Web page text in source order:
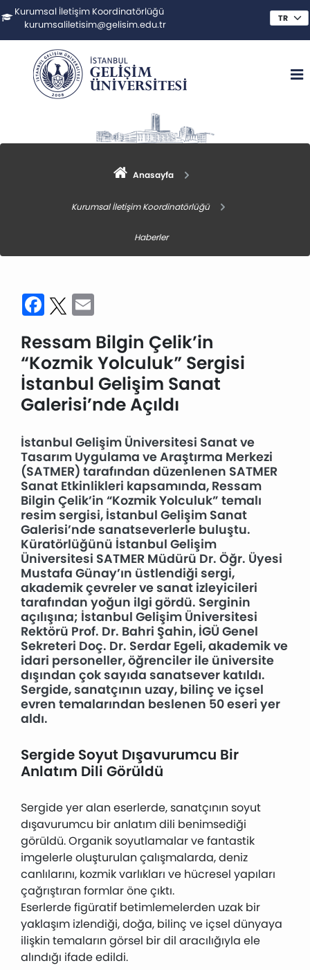
Kurumsal İletişim Koordinatörlüğü
kurumsaliletisim@gelisim.edu.tr
Anasayfa
Kurumsal İletişim Koordinatörlüğü
Haberler
Facebook
Twitter
Ressam Bilgin Çelik’in
“Kozmik Yolculuk” Sergisi
İstanbul Gelişim Sanat
Galerisi’nde Açıldı
İstanbul Gelişim Üniversitesi Sanat ve
Tasarım Uygulama ve Araştırma Merkezi
(SATMER) tarafından düzenlenen SATMER
Sanat Etkinlikleri kapsamında, Ressam
Bilgin Çelik’in “Kozmik Yolculuk” temalı
resim sergisi, İstanbul Gelişim Sanat
Galerisi’nde sanatseverlerle buluştu.
Küratörlüğünü İstanbul Gelişim
Üniversitesi SATMER Müdürü Dr. Öğr. Üyesi
Mustafa Günay’ın üstlendiği sergi,
akademik çevreler ve sanat izleyicileri
tarafından yoğun ilgi gördü. Serginin
açılışına; İstanbul Gelişim Üniversitesi
Rektörü Prof. Dr. Bahri Şahin, İGÜ Genel
Sekreteri Doç. Dr. Serdar Egeli, akademik ve
idari personeller, öğrenciler ile üniversite
dışından çok sayıda sanatsever katıldı.
Sergide, sanatçının uzay, bilinç ve içsel
evren temalarından beslenen 50 eseri yer
aldı.
Sergide Soyut Dışavurumcu Bir
Anlatım Dili Görüldü
Sergide yer alan eserlerde, sanatçının soyut
dışavurumcu bir anlatım dili benimsediği
görüldü. Organik soyutlamalar ve fantastik
imgelerle oluşturulan çalışmalarda, deniz
canlılarını, kozmik varlıkları ve hücresel yapıları
çağrıştıran formlar öne çıktı.
Eserlerde figüratif betimlemelerden uzak bir
yaklaşım izlendiği, doğa, bilinç ve içsel dünyaya
ilişkin temaların görsel bir dil aracılığıyla ele
alındığı ifade edildi.